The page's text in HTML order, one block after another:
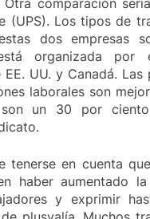
(UPS). Los tipos de
dos empresas
organizada por
EE. UU. y Canadá. Las
laborales son
un 30 por
tenerse en cuenta
haber aumentado
y exprimir